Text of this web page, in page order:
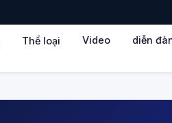
Thể loại Video diễn